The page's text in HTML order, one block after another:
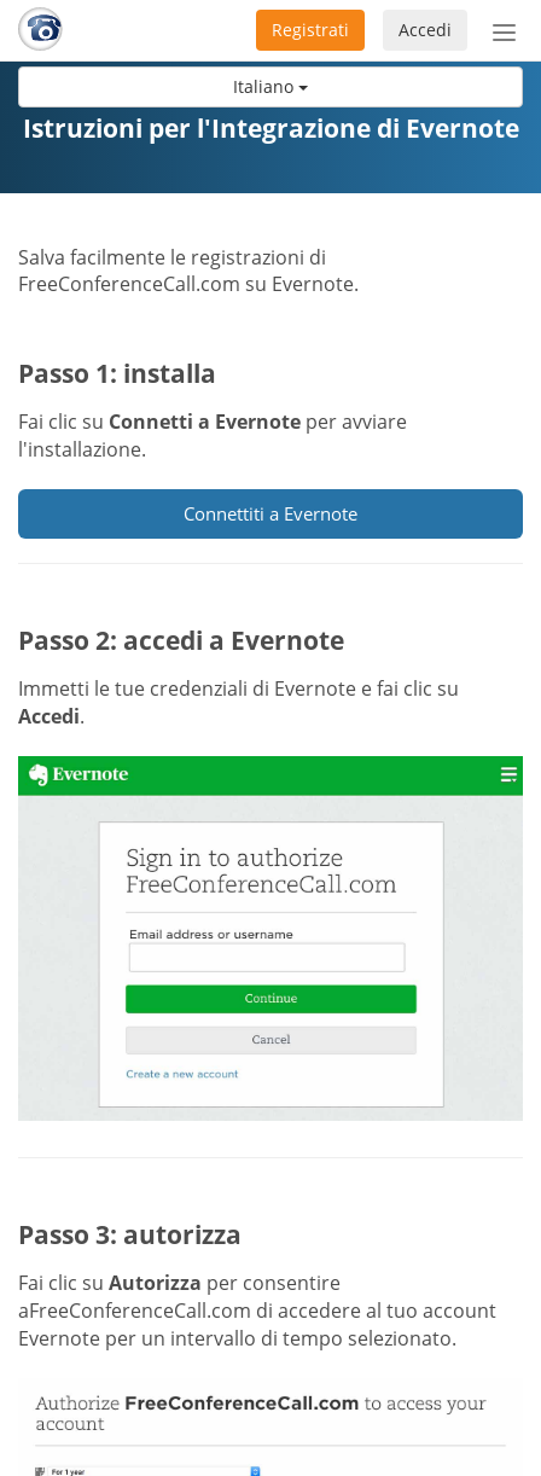
Italiano
Accedi
Registrati
Istruzioni per l'Integrazione di Evernote
Salva facilmente le registrazioni di
FreeConferenceCall.com su Evernote.
Passo 1: installa
Fai clic su Connetti a Evernote per avviare
l'installazione.
Connettiti a Evernote
Passo 2: accedi a Evernote
Immetti le tue credenziali di Evernote e fai clic su
Accedi.
Passo 3: autorizza
Fai clic su Autorizza per consentire
aFreeConferenceCall.com di accedere al tuo account
Evernote per un intervallo di tempo selezionato.